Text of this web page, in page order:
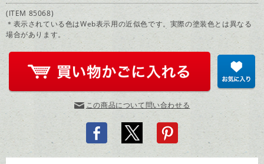
(ITEM 85068)
＊表示されている色はWeb表示用の近似色です。実際の塗装色とは異なる
場合があります。
この商品について問い合わせる